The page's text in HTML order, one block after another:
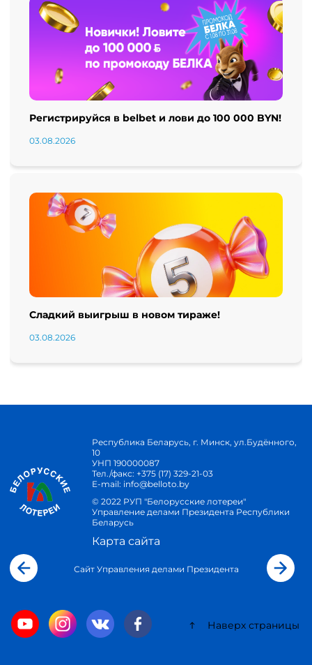
Регистрируйся в belbet и лови до 100 000 BYN!
03.08.2026
Сладкий выигрыш в новом тираже!
03.08.2026
Республика Беларусь, г. Минск, ул.Будённого,
10
УНП 190000087
Тел./факс: +375 (17) 329-21-03
E-mail: info@belloto.by
© 2022 РУП "Белорусские лотереи"
Управление делами Президента Республики
Беларусь
Карта сайта
Сайт Управления делами Президента
Наверх страницы